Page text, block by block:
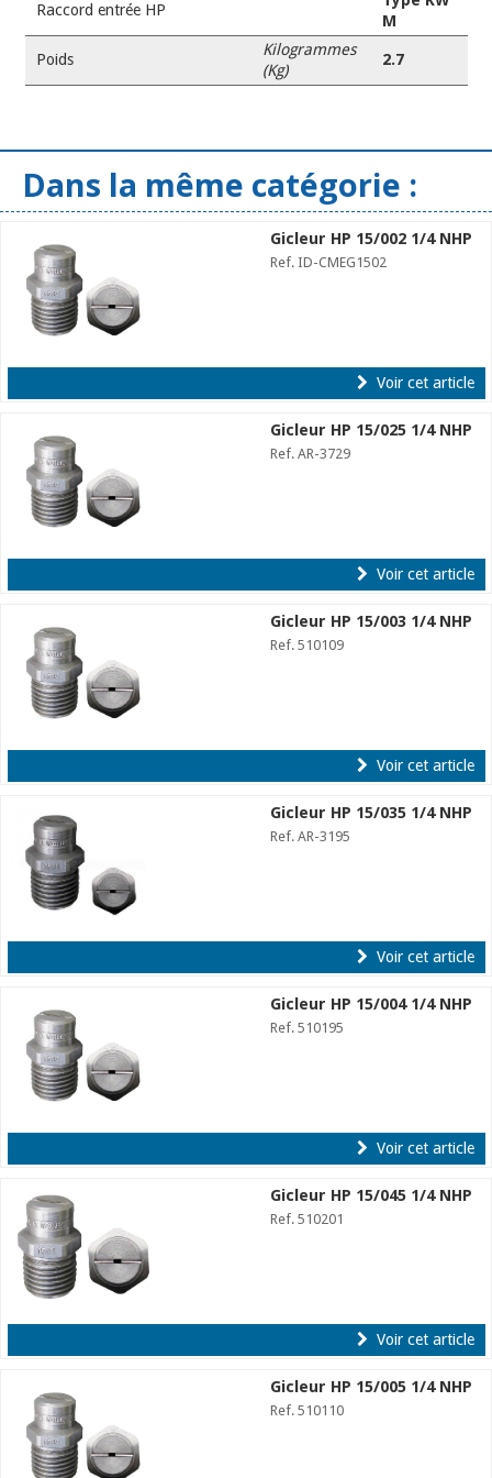
Raccord entrée HP
M
Poids
Kilogrammes
(Kg)
2.7
Dans la même catégorie :
Gicleur HP 15/002 1/4 NHP
Ref. ID-CMEG1502
Voir cet article
Gicleur HP 15/025 1/4 NHP
Ref. AR-3729
Voir cet article
Gicleur HP 15/003 1/4 NHP
Ref. 510109
Voir cet article
Gicleur HP 15/035 1/4 NHP
Ref. AR-3195
Voir cet article
Gicleur HP 15/004 1/4 NHP
Ref. 510195
Voir cet article
Gicleur HP 15/045 1/4 NHP
Ref. 510201
Voir cet article
Gicleur HP 15/005 1/4 NHP
Ref. 510110